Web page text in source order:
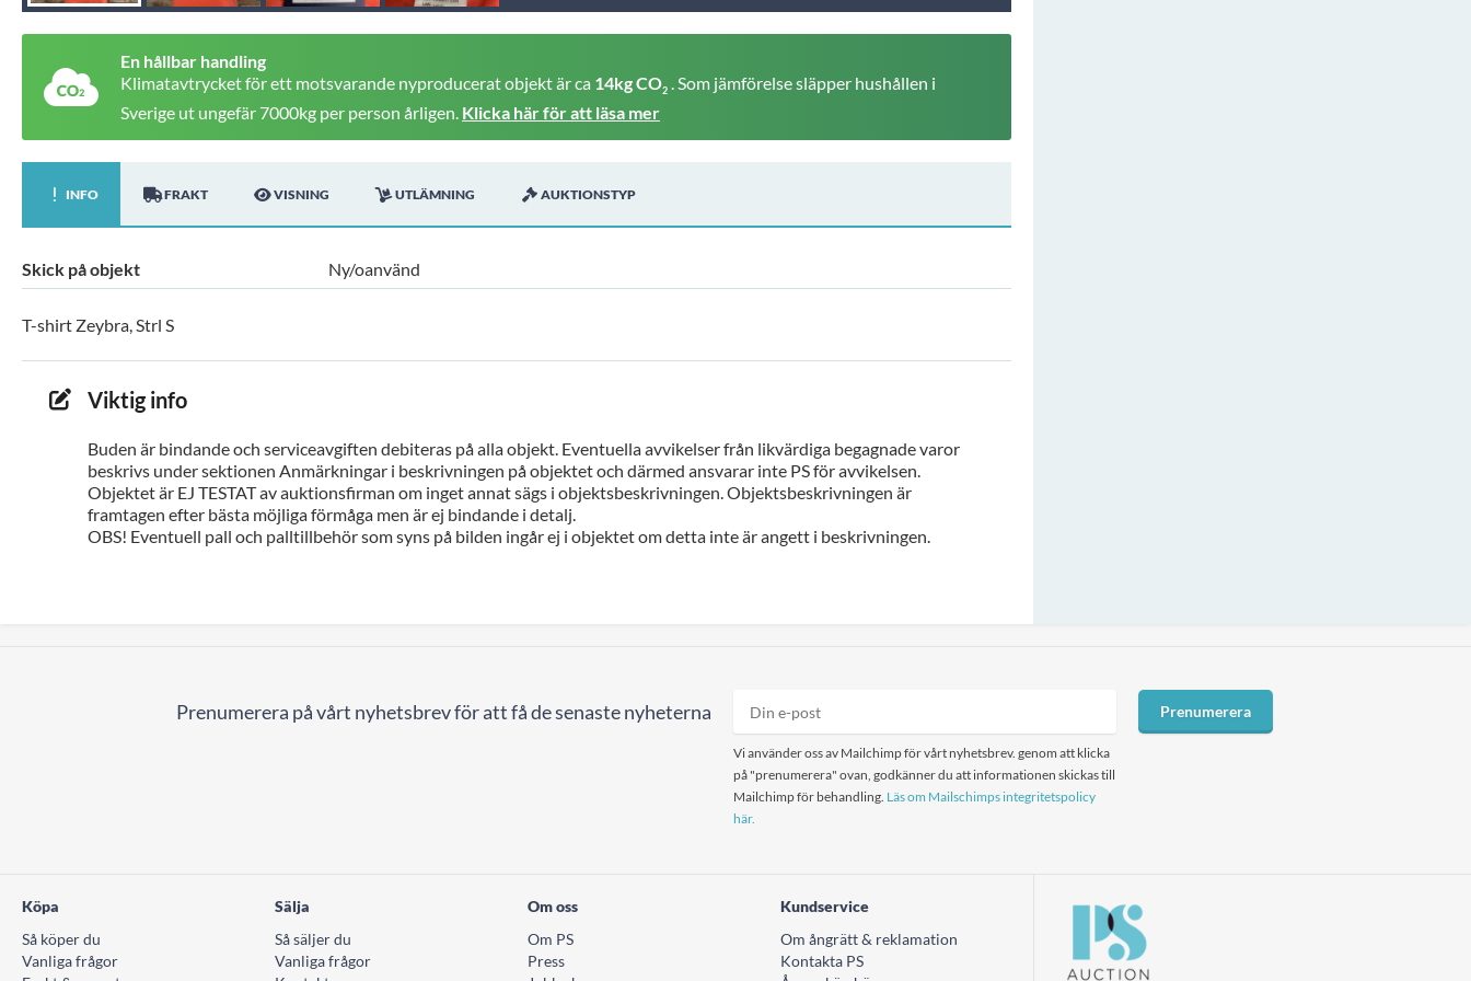
En hållbar handling
Klimatavtrycket för ett motsvarande nyproducerat objekt är ca 14kg CO2 . Som jämförelse släpper hushållen i
Sverige ut ungefär 7000kg per person årligen. Klicka här för att läsa mer
INFO FRAKT VISNING UTLÄMNING AUKTIONSTYP
Skick på objekt Ny/oanvänd
T-shirt Zeybra, Strl S
Viktig info
Buden är bindande och serviceavgiften debiteras på alla objekt. Eventuella avvikelser från likvärdiga begagnade varor
beskrivs under sektionen Anmärkningar i beskrivningen på objektet och därmed ansvarar inte PS för avvikelsen.
Objektet är EJ TESTAT av auktionsfirman om inget annat sägs i objektsbeskrivningen. Objektsbeskrivningen är
framtagen efter bästa möjliga förmåga men är ej bindande i detalj.
OBS! Eventuell pall och palltillbehör som syns på bilden ingår ej i objektet om detta inte är angett i beskrivningen.
Prenumerera på vårt nyhetsbrev för att få de senaste nyheterna
Vi använder oss av Mailchimp för vårt nyhetsbrev. genom att klicka
på "prenumerera" ovan, godkänner du att informationen skickas till
Mailchimp för behandling. Läs om Mailschimps integritetspolicy
här.
Prenumerera
Köpa
Så köper du
Vanliga frågor
Sälja
Så säljer du
Vanliga frågor
Om oss
Om PS
Press
Kundservice
Om ångrätt & reklamation
Kontakta PS